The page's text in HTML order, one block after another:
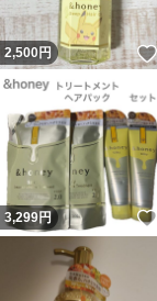
2,500円
3,299円